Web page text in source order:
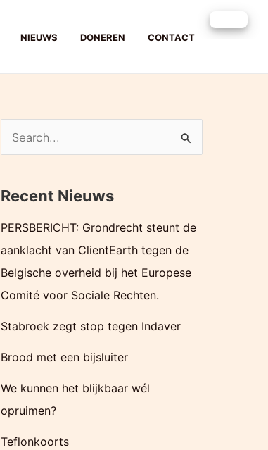
NIEUWS DONEREN CONTACT
o
k
e
n
a
r
:
Recent Nieuws
PERSBERICHT: Grondrecht steunt de
aanklacht van ClientEarth tegen de
Belgische overheid bij het Europese
Comité voor Sociale Rechten.
Stabroek zegt stop tegen Indaver
Brood met een bijsluiter
We kunnen het blijkbaar wél
opruimen?
Teflonkoorts